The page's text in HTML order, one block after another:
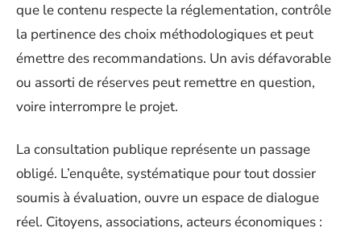
que le contenu respecte la réglementation, contrôle
la pertinence des choix méthodologiques et peut
émettre des recommandations. Un avis défavorable
ou assorti de réserves peut remettre en question,
voire interrompre le projet.
La consultation publique représente un passage
obligé. L’enquête, systématique pour tout dossier
soumis à évaluation, ouvre un espace de dialogue
réel. Citoyens, associations, acteurs économiques :